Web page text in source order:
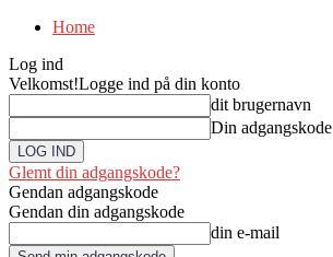
Home
Log ind
Velkomst!Logge ind på din konto
dit brugernavn
Din adgangskode
Glemt din adgangskode?
Gendan adgangskode
Gendan din adgangskode
din e-mail